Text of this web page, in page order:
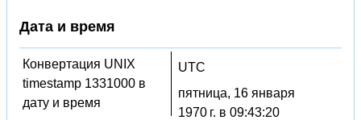
Дата и время
Конвертация UNIX
timestamp 1331000 в
дату и время
UTC
пятница, 16 января
1970 г. в 09:43:20